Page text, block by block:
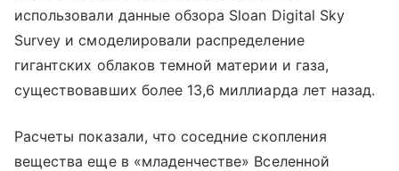
использовали данные обзора Sloan Digital Sky
Survey и смоделировали распределение
гигантских облаков темной материи и газа,
существовавших более 13,6 миллиарда лет назад.
Расчеты показали, что соседние скопления
вещества еще в «младенчестве» Вселенной